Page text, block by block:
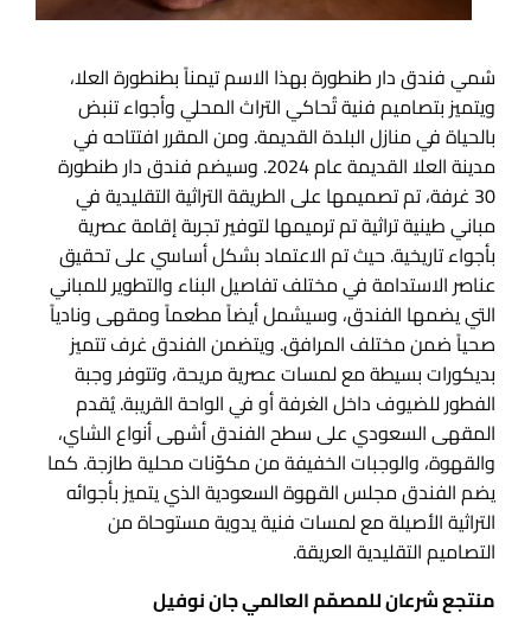
سُمي فندق دار طنطورة بهذا الاسم تيمناً بطنطورة العلا،
ويتميز بتصاميم فنية تُحاكي التراث المحلي وأجواء تنبض
بالحياة في منازل البلدة القديمة. ومن المقرر افتتاحه في
مدينة العلا القديمة عام 2024. وسيضم فندق دار طنطورة
30 غرفة، تم تصميمها على الطريقة التراثية التقليدية في
مباني طينية تراثية تم ترميمها لتوفير تجربة إقامة عصرية
بأجواء تاريخية. حيث تم الاعتماد بشكل أساسي على تحقيق
عناصر الاستدامة في مختلف تفاصيل البناء والتطوير للمباني
التي يضمها الفندق، وسيشمل أيضاً مطعماً ومقهى ونادياً
صحياً ضمن مختلف المرافق. ويتضمن الفندق غرف تتميز
بديكورات بسيطة مع لمسات عصرية مريحة، وتتوفر وجبة
الفطور للضيوف داخل الغرفة أو في الواحة القريبة. يُقدم
المقهى السعودي على سطح الفندق أشهى أنواع الشاي،
والقهوة، والوجبات الخفيفة من مكوّنات محلية طازجة. كما
يضم الفندق مجلس القهوة السعودية الذي يتميز بأجوائه
التراثية الأصيلة مع لمسات فنية يدوية مستوحاة من
التصاميم التقليدية العريقة.
منتجع شرعان للمصمّم العالمي جان نوفيل